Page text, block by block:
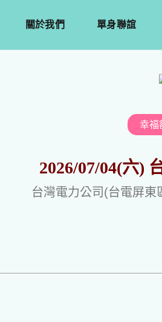
關於我們 單身聯誼
幸福
2026/07/04(六)
台灣電力公司(台電屏